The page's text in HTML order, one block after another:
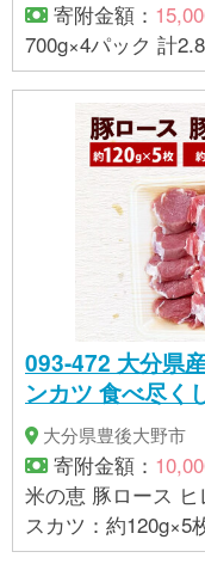
寄附金額：
700g×4パック 計
093-472 大分県
ンカツ 食べ尽く
大分県豊後大野市
寄附金額：
米の恵 豚ロース
スカツ：約120g×5